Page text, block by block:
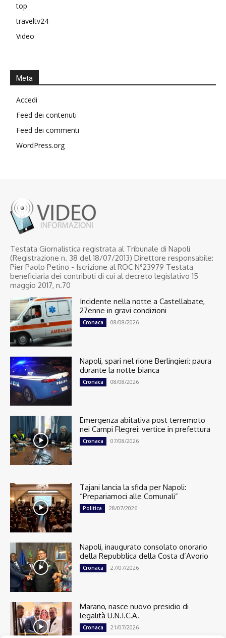
top
traveltv24
Video
Meta
Accedi
Feed dei contenuti
Feed dei commenti
WordPress.org
Testata Giornalistica registrata al Tribunale di Napoli
(Registrazione n. 38 del 18/07/2013) Direttore responsabile:
Pier Paolo Petino - Iscrizione al ROC N°23979 Testata
beneficiaria dei contributi di cui al decreto legislativo 15
maggio 2017, n.70
Incidente nella notte a Castellabate,
27enne in gravi condizioni
Cronaca 08/08/2026
Napoli, spari nel rione Berlingieri: paura
durante la notte bianca
Cronaca 08/08/2026
Emergenza abitativa post terremoto
nei Campi Flegrei: vertice in prefettura
Cronaca 07/08/2026
Tajani lancia la sfida per Napoli:
“Prepariamoci alle Comunali”
Politica 28/07/2026
Napoli, inaugurato consolato onorario
della Repubblica della Costa d’Avorio
Cronaca 27/07/2026
Marano, nasce nuovo presidio di
legalità U.N.I.C.A.
Cronaca 21/07/2026